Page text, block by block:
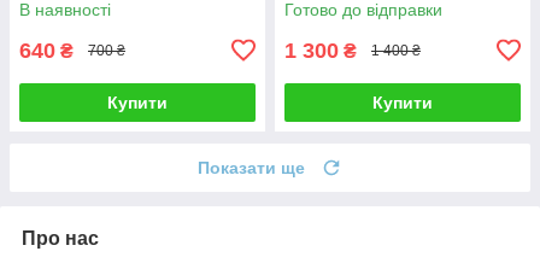
В наявності
640 ₴ 700 ₴
Купити
Готово до відправки
1 300 ₴ 1 400 ₴
Купити
Показати ще
Про нас